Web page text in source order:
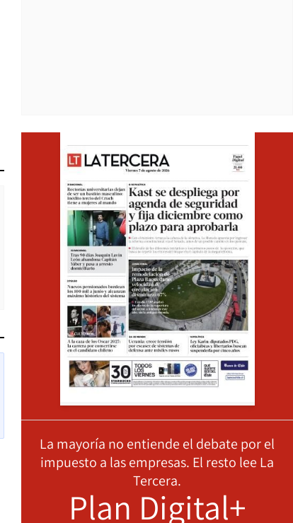
La mayoría no entiende el debate por el
impuesto a las empresas. El resto lee La
Tercera.
Plan Digital+